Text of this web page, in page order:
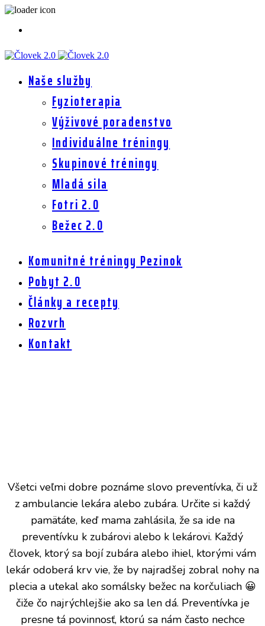
Naše služby
Fyzioterapia
Výživové poradenstvo
Individuálne tréningy
Skupinové tréningy
Mladá sila
Fotri 2.0
Bežec 2.0
Komunitné tréningy Pezinok
Pobyt 2.0
Články a recepty
Rozvrh
Kontakt
Všetci veľmi dobre poznáme slovo preventívka, či už
z ambulancie lekára alebo zubára. Určite si každý
pamätáte, keď mama zahlásila, že sa ide na
preventívku k zubárovi alebo k lekárovi. Každý
človek, ktorý sa bojí zubára alebo ihiel, ktorými vám
lekár odoberá krv vie, že by najradšej zobral nohy na
plecia a utekal ako somálsky bežec na korčuliach 😀
čiže čo najrýchlejšie ako sa len dá. Preventívka je
presne tá povinnosť, ktorú sa nám často nechce